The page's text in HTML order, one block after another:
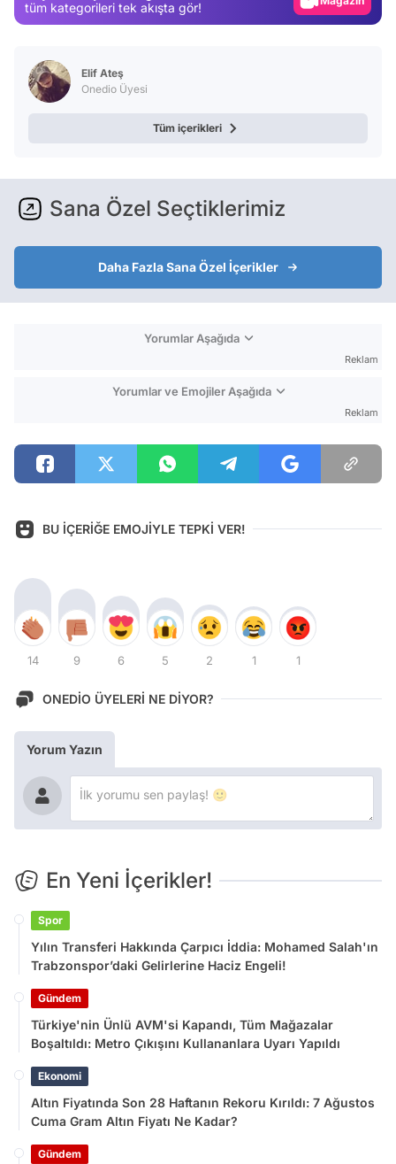
tüm kategorileri tek akışta gör!
Elif Ateş
Onedio Üyesi
Tüm içerikleri
Sana Özel Seçtiklerimiz
Daha Fazla Sana Özel İçerikler
Yorumlar Aşağıda
Reklam
Yorumlar ve Emojiler Aşağıda
Reklam
BU İÇERİĞE EMOJİYLE TEPKİ VER!
14 9 6 5 2 1 1
ONEDİO ÜYELERİ NE DİYOR?
Yorum Yazın
En Yeni İçerikler!
Spor
Yılın Transferi Hakkında Çarpıcı İddia: Mohamed Salah'ın
Trabzonspor’daki Gelirlerine Haciz Engeli!
Gündem
Türkiye'nin Ünlü AVM'si Kapandı, Tüm Mağazalar
Boşaltıldı: Metro Çıkışını Kullananlara Uyarı Yapıldı
Ekonomi
Altın Fiyatında Son 28 Haftanın Rekoru Kırıldı: 7 Ağustos
Cuma Gram Altın Fiyatı Ne Kadar?
Gündem